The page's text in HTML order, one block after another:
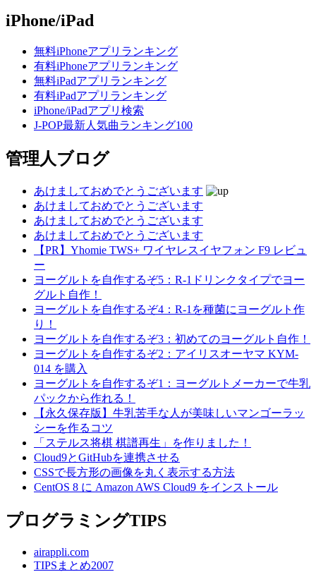
iPhone/iPad
無料iPhoneアプリランキング
有料iPhoneアプリランキング
無料iPadアプリランキング
有料iPadアプリランキング
iPhone/iPadアプリ検索
J-POP最新人気曲ランキング100
管理人ブログ
あけましておめでとうございます
あけましておめでとうございます
あけましておめでとうございます
あけましておめでとうございます
【PR】Yhomie TWS+ ワイヤレスイヤフォン F9 レビュ
ー
ヨーグルトを自作するぞ5：R-1ドリンクタイプでヨー
グルト自作！
ヨーグルトを自作するぞ4：R-1を種菌にヨーグルト作
り！
ヨーグルトを自作するぞ3：初めてのヨーグルト自作！
ヨーグルトを自作するぞ2：アイリスオーヤマ KYM-
014 を購入
ヨーグルトを自作するぞ1：ヨーグルトメーカーで牛乳
パックから作れる！
【永久保存版】牛乳苦手な人が美味しいマンゴーラッ
シーを作るコツ
「ステルス将棋 棋譜再生」を作りました！
Cloud9とGitHubを連携させる
CSSで長方形の画像を丸く表示する方法
CentOS 8 に Amazon AWS Cloud9 をインストール
プログラミングTIPS
airappli.com
TIPSまとめ2007